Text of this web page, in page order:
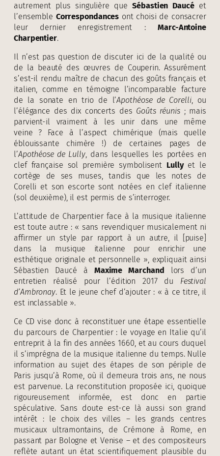
autrement plus singulière queSébastien Daucé et
l’ensemble Correspondances ont choisi de consacrer
leur dernier enregistrement :Marc-Antoine
Charpentier.
Il n’est pas question de discuter ici de la qualité ou
de la beauté des œuvres de Couperin. Assurément
s’est-il rendu maître de chacun des goûts français et
italien, comme en témoigne l’incomparable facture
de la sonate en trio de l’Apothéose de Corelli, ou
l’élégance des dix concerts des Goûts réunis; mais
parvient-il vraiment à les unir dans une même
veine ? Face à l’aspect chimérique (mais quelle
éblouissante chimère !) de certaines pages de
l’Apothéose de Lully, dans lesquelles les portées en
clef française sol première symbolisent Lullyet le
cortège de ses muses, tandis que les notes de
Corelli et son escorte sont notées en clef italienne
(sol deuxième), il est permis de s’interroger.
L’attitude de Charpentier face à la musique italienne
est toute autre : « sans revendiquer musicalement ni
affirmer un style par rapport à un autre, il [puise]
dans la musique italienne pour enrichir une
esthétique originale et personnelle », expliquait ainsi
Sébastien Daucé à Maxime Marchand lors d’un
entretien réalisé pour l’édition 2017 du Festival
d’Ambronay. Et le jeune chef d’ajouter : « à ce titre, il
est inclassable ».
Ce CD vise donc à reconstituer une étape essentielle
du parcours de Charpentier : le voyage en Italie qu’il
entreprit à la fin des années 1660, et au cours duquel
il s’imprégna de la musique italienne du temps. Nulle
information au sujet des étapes de son périple de
Paris jusqu’à Rome, où il demeura trois ans, ne nous
est parvenue. La reconstitution proposée ici, quoique
rigoureusement informée, est donc en partie
spéculative. Sans doute est-ce là aussi son grand
intérêt : le choix des villes – les grands centres
musicaux ultramontains, de Crémone à Rome, en
passant par Bologne et Venise – et des compositeurs
reflète autant un état scientifiquement plausible du